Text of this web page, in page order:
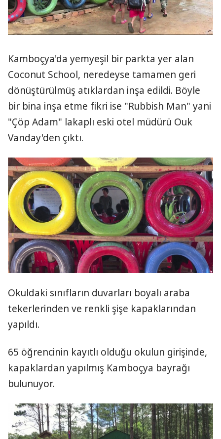
l
a
y
V
i
d
o
Kamboçya'da yemyeşil bir parkta yer alan
Coconut School, neredeyse tamamen geri
dönüştürülmüş atıklardan inşa edildi. Böyle
bir bina inşa etme fikri ise "Rubbish Man" yani
"Çöp Adam" lakaplı eski otel müdürü Ouk
Vanday'den çıktı.
Okuldaki sınıfların duvarları boyalı araba
tekerlerinden ve renkli şişe kapaklarından
yapıldı.
65 öğrencinin kayıtlı olduğu okulun girişinde,
kapaklardan yapılmış Kamboçya bayrağı
bulunuyor.